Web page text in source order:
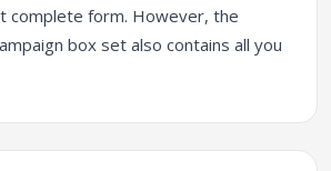
complete form. However, the
box set also contains all you